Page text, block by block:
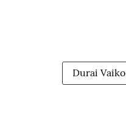
Durai Vaiko